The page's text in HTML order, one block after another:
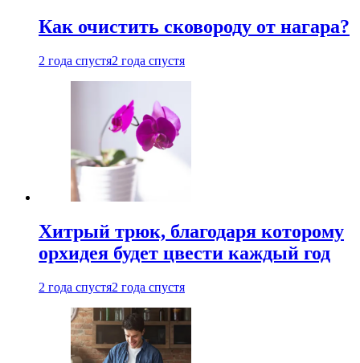
Как очистить сковороду от нагара?
2 года спустя2 года спустя
Хитрый трюк, благодаря которому
орхидея будет цвести каждый год
2 года спустя2 года спустя